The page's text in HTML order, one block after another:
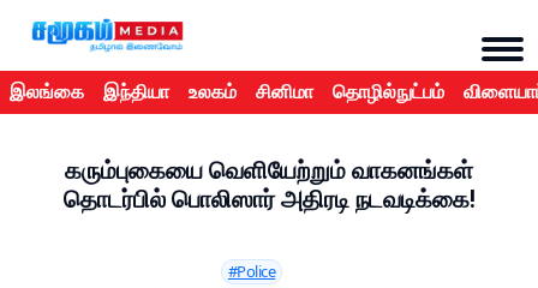
இலங்கை இந்தியா உலகம் சினிமா தொழில்நுட்பம்
கரும்புகையை வெளியேற்றும் வாகனங்கள்
தொடர்பில் பொலிஸார் அதிரடி நடவடிக்கை!
#Police